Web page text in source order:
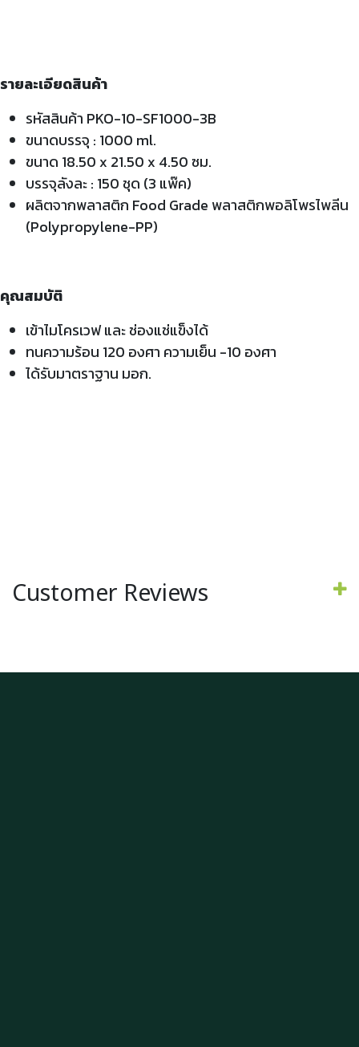
รายละเอียดสินค้า
รหัสสินค้า PKO-10-SF1000-3B
ขนาดบรรจุ : 1000 ml.
ขนาด 18.50 x 21.50 x 4.50 ซม.
บรรจุลังละ : 150 ชุด (3 แพ๊ค)
ผลิตจากพลาสติก Food Grade พลาสติกพอลิโพรไพลีน
(Polypropylene-PP)
คุณสมบัติ
เข้าไมโครเวฟ และ ช่องแช่แข็งได้
ทนความร้อน 120 องศา ความเย็น -10 องศา
ได้รับมาตราฐาน มอก.
Customer Reviews